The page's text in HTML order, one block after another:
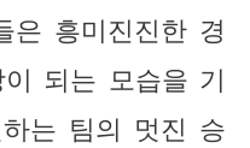
은 흥미진진한 경
되는 모습을 기
는 팀의 멋진 승